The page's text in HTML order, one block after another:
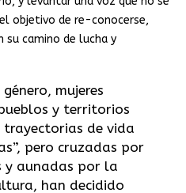
objetivo de re-conocerse,
su camino de lucha y
mujeres
y territorios
trayectorias de vida
pero cruzadas por
y aunadas por la
han decidido